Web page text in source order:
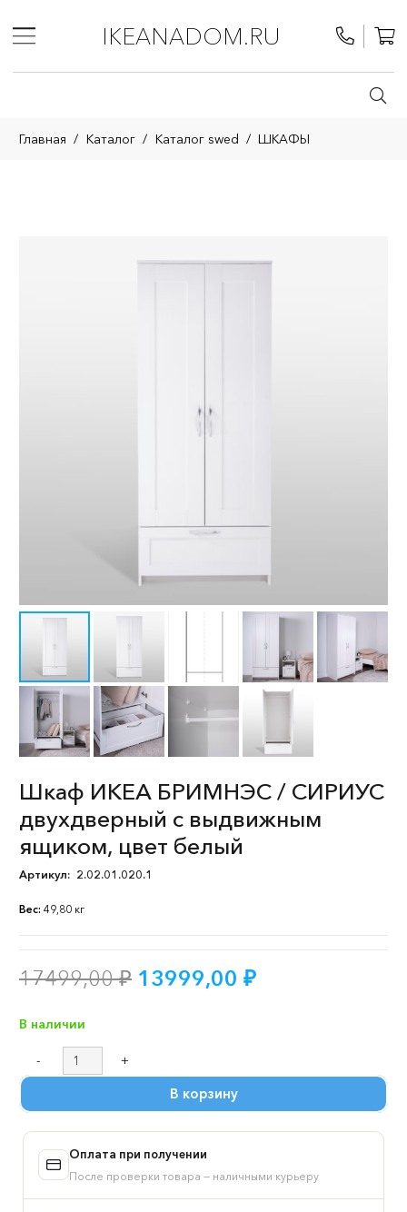
IKEANADOM.RU
Главная / Каталог / Каталог swed / ШКАФЫ
Шкаф ИКЕА БРИМНЭС / СИРИУС
двухдверный с выдвижным
ящиком, цвет белый
Артикул: 2.02.01.020.1
Вес: 49,80 кг
17499,00₽ Первоначальная
13999,00 ₽Текущая
В наличии
Количество
товара
ИКЕА
БРИМНЭС
СИРИУС
двухдверный
В корзину
Оплата при получении
После проверки товара — наличными курьеру